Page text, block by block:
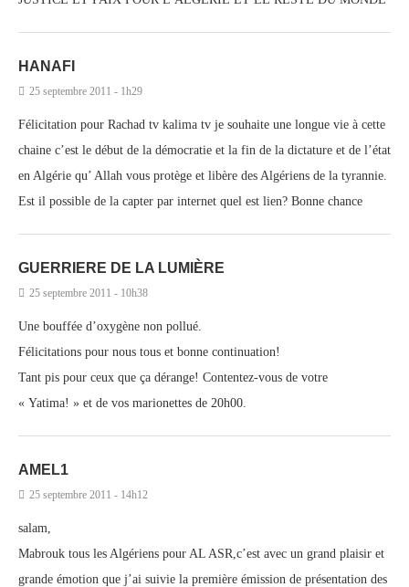
HANAFI
25 septembre 2011 - 1h29
Félicitation pour Rachad tv kalima tv je souhaite une longue vie à cette
chaine c’est le début de la démocratie et la fin de la dictature et de l’état
en Algérie qu’ Allah vous protège et libère des Algériens de la tyrannie.
Est il possible de la capter par internet quel est lien? Bonne chance
GUERRIERE DE LA LUMIÈRE
25 septembre 2011 - 10h38
Une bouffée d’oxygène non pollué.
Félicitations pour nous tous et bonne continuation!
Tant pis pour ceux que ça dérange! Contentez-vous de votre
« Yatima! » et de vos marionettes de 20h00.
AMEL1
25 septembre 2011 - 14h12
salam,
Mabrouk tous les Algériens pour AL ASR,c’est avec un grand plaisir et
grande émotion que j’ai suivie la première émission de présentation des